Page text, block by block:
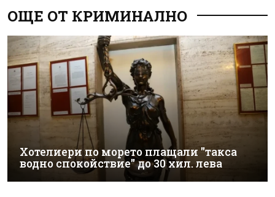
ОЩЕ ОТ КРИМИНАЛНО
Хотелиери по морето плащали "такса
водно спокойствие" до 30 хил. лева